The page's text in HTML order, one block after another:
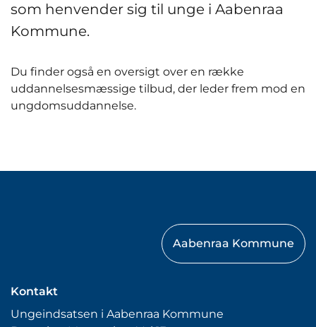
som henvender sig til unge i Aabenraa
Kommune.
Du finder også en oversigt over en række
uddannelsesmæssige tilbud, der leder frem mod en
ungdomsuddannelse.
Kontakt
Ungeindsatsen i Aabenraa Kommune
Aabenraa Kommune